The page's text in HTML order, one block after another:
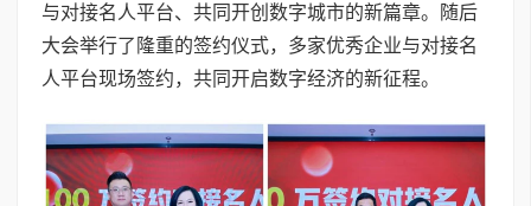
与对接名人平台、共同开创数字城市的新篇章。随后
大会举行了隆重的签约仪式，多家优秀企业与对接名
人平台现场签约，共同开启数字经济的新征程。